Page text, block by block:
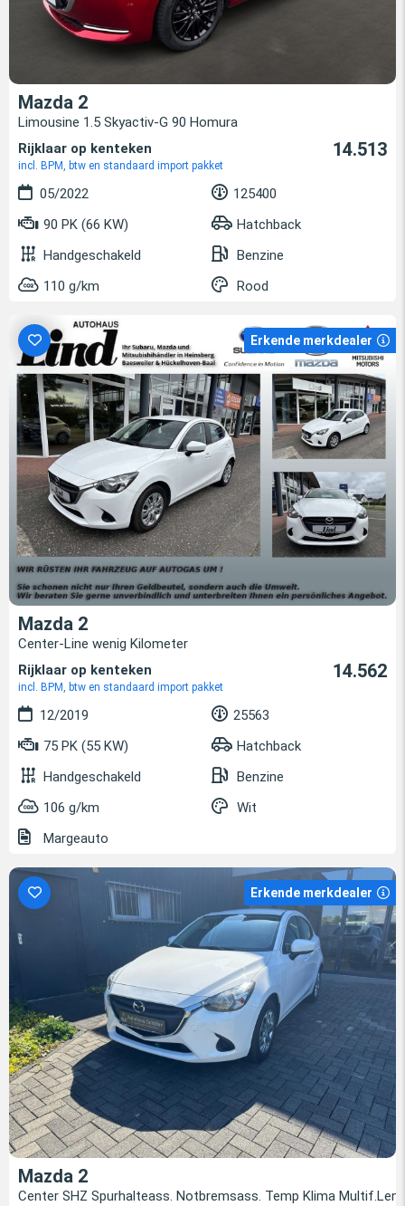
Mazda 2
Limousine 1.5 Skyactiv-G 90 Homura
Rijklaar op kenteken
incl. BPM, btw en standaard import pakket
14.513
05/2022
125400
90 PK (66 KW)
Hatchback
Handgeschakeld
Benzine
110 g/km
Rood
Erkende merkdealer
Mazda 2
Center-Line wenig Kilometer
Rijklaar op kenteken
incl. BPM, btw en standaard import pakket
14.562
12/2019
25563
75 PK (55 KW)
Hatchback
Handgeschakeld
Benzine
106 g/km
Wit
Margeauto
Erkende merkdealer
Mazda 2
Center SHZ Spurhalteass. Notbremsass. Temp Klima